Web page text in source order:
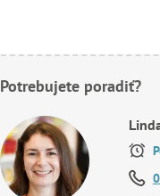
Potrebujete poradiť?